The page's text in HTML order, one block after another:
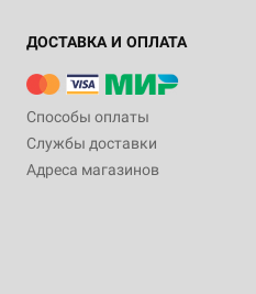
ДОСТАВКА И ОПЛАТА
Способы оплаты
Службы доставки
Адреса магазинов